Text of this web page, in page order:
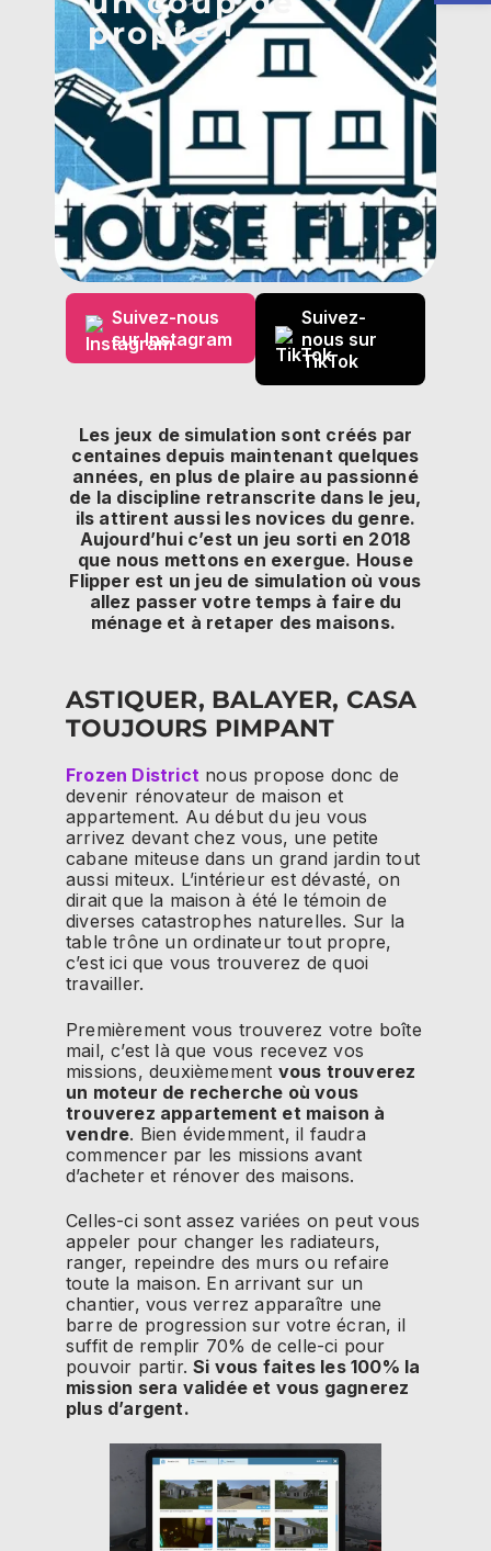
propre !
Suivez-nous
sur Instagram
Suivez-
nous sur
TikTok
Les jeux de simulation sont créés par
centaines depuis maintenant quelques
années, en plus de plaire au passionné
de la discipline retranscrite dans le jeu,
ils attirent aussi les novices du genre.
Aujourd’hui c’est un jeu sorti en 2018
que nous mettons en exergue. House
Flipper est un jeu de simulation où vous
allez passer votre temps à faire du
ménage et à retaper des maisons.
ASTIQUER, BALAYER, CASA
TOUJOURS PIMPANT
Frozen District nous propose donc de
devenir rénovateur de maison et
appartement. Au début du jeu vous
arrivez devant chez vous, une petite
cabane miteuse dans un grand jardin tout
aussi miteux. L’intérieur est dévasté, on
dirait que la maison à été le témoin de
diverses catastrophes naturelles. Sur la
table trône un ordinateur tout propre,
c’est ici que vous trouverez de quoi
travailler.
Premièrement vous trouverez votre boîte
mail, c’est là que vous recevez vos
missions, deuxièmement vous trouverez
un moteur de recherche où vous
trouverez appartement et maison à
vendre. Bien évidemment, il faudra
commencer par les missions avant
d’acheter et rénover des maisons.
Celles-ci sont assez variées on peut vous
appeler pour changer les radiateurs,
ranger, repeindre des murs ou refaire
toute la maison. En arrivant sur un
chantier, vous verrez apparaître une
barre de progression sur votre écran, il
suffit de remplir 70% de celle-ci pour
pouvoir partir.Si vous faites les 100% la
mission sera validée et vous gagnerez
plus d’argent.